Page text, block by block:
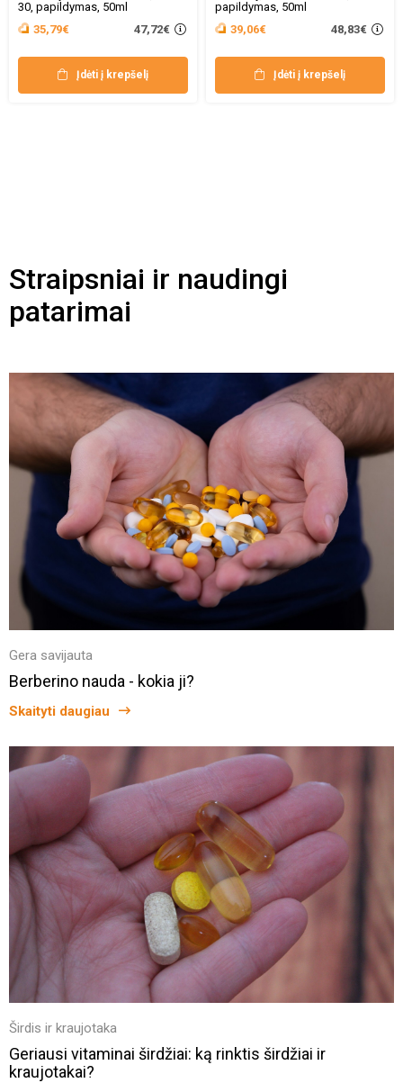
30, papildymas, 50ml
35,79€
47,72€
Įdėti į krepšelį
papildymas, 50ml
39,06€
48,83€
Įdėti į krepšelį
Straipsniai ir naudingi
patarimai
Gera savijauta
Berberino nauda - kokia ji?
Skaityti daugiau
Širdis ir kraujotaka
Geriausi vitaminai širdžiai: ką rinktis širdžiai ir
kraujotakai?